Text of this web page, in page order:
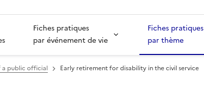
Fiches pratiques
par événement de vie
Fiches pratiques
par thème
a public official Early retirement for disability in the civil service